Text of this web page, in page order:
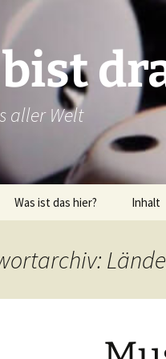
aller Welt
Was ist das hier? Inhalt